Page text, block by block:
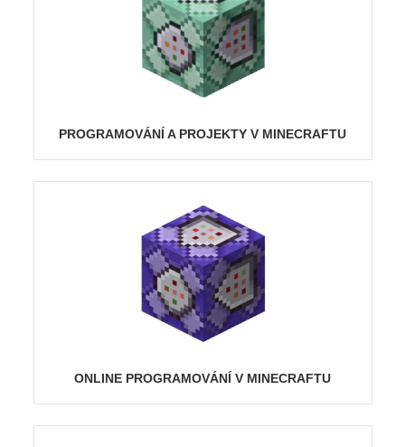
PROGRAMOVÁNÍ A PROJEKTY V MINECRAFTU
ONLINE PROGRAMOVÁNÍ V MINECRAFTU